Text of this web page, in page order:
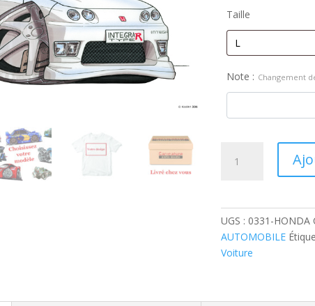
Taille
Note : Changement
UGS : 0331-HONDA
AUTOMOBILE
Voiture